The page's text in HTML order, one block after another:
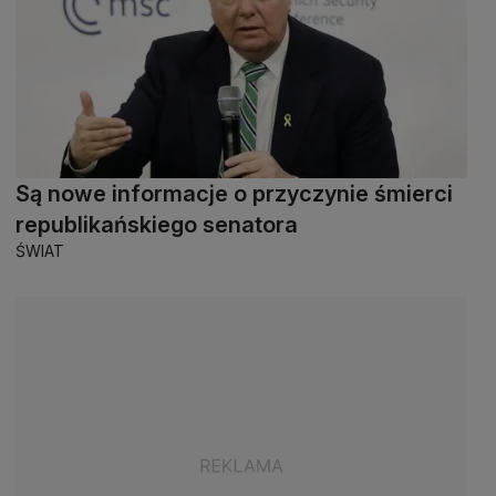
Są nowe informacje o przyczynie śmierci
republikańskiego senatora
ŚWIAT